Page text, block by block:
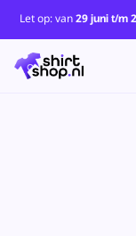
Let op: van29 juni t/m